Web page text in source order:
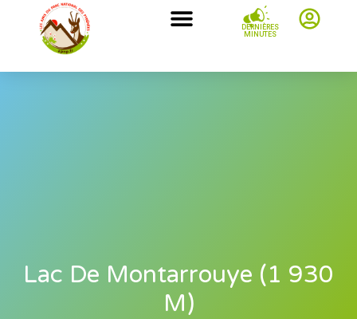
DERNIÈRES
MINUTES
Lac De Montarrouye (1 930
M)